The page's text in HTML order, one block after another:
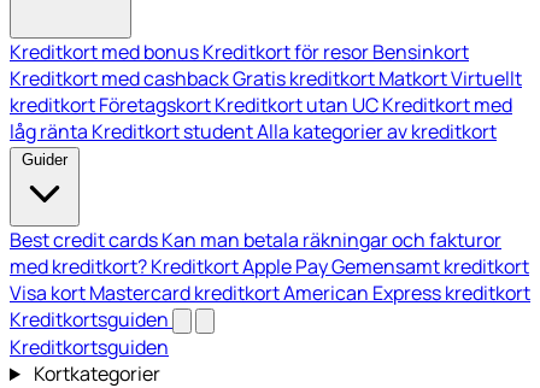
Kreditkort med bonusKreditkort för resorBensinkort
Kreditkort med cashbackGratis kreditkortMatkortVirtuellt
kreditkortFöretagskortKreditkort utan UCKreditkort med
låg ränta Kreditkort studentAlla kategorier av kreditkort
Guider
Best credit cardsKan man betala räkningar och fakturor
med kreditkort?Kreditkort Apple PayGemensamt kreditkort
Visa kortMastercard kreditkortAmerican Express kreditkort
Kreditkortsguiden
Kreditkortsguiden
Kortkategorier